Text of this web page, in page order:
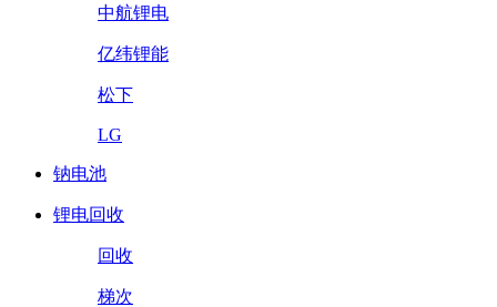
中航锂电
亿纬锂能
松下
LG
钠电池
锂电回收
回收
梯次